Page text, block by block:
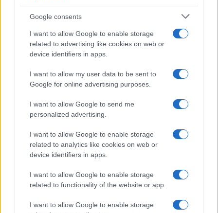
Google consents
I want to allow Google to enable storage
related to advertising like cookies on web or
device identifiers in apps.
I want to allow my user data to be sent to
Google for online advertising purposes.
I want to allow Google to send me
personalized advertising.
I want to allow Google to enable storage
related to analytics like cookies on web or
device identifiers in apps.
I want to allow Google to enable storage
related to functionality of the website or app.
I want to allow Google to enable storage
Cadena perpetua para ex oficial de LAPD por robo cripto a
adolescente
Diego Martín · 6 Ago 2026
CRIPTOMONEDAS